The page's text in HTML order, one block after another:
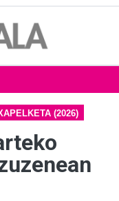
(2026)